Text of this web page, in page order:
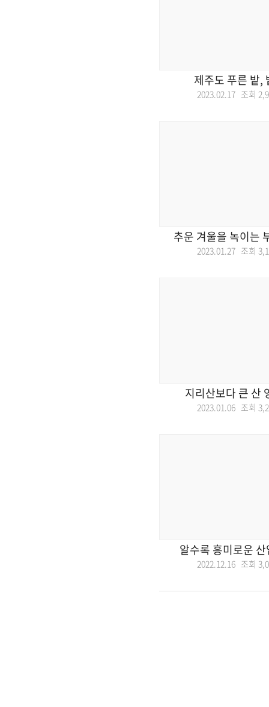
제주도 푸른 밭,
2023.02.17 조회
추운 겨울을 녹이는
2023.01.27 조회
지리산보다 큰 산
2023.01.06 조회
알수록 흥미로운
2022.12.16 조회